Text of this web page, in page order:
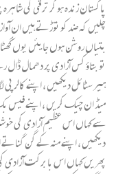
پاکستان زندہ ہو کر ترقی کی
چلیں کہ ضد کو توڑتے ہیں ان
بتیاں روشن ہوں جایئں یوں
تو بتاؤ کس آزادی پر دھمال
ہیر سٹائل دیکھیں ، اپنے کالر
میڈ ان چیک کریں ، اپنے فیس
سے کہاں اس عظیم آزادی کی
دیکھیں ، اپنے منہ کے گن گناتے
پھریں کہاں اس بابرکت آزادی